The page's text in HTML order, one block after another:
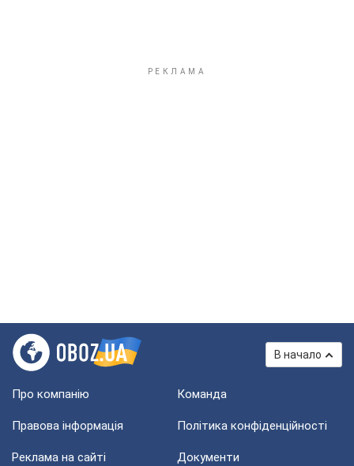
В начало
Про компанію Команда
Правова інформація Політика конфіденційності
Реклама на сайті Документи